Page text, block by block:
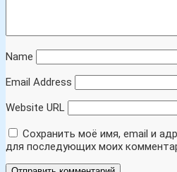
Name
Email Address
Website URL
Сохранить моё имя, email и
для последующих моих